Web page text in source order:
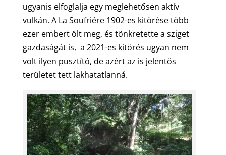
ugyanis elfoglalja egy meglehetősen aktív
vulkán. A La Soufriére 1902-es kitörése több
ezer embert ölt meg, és tönkretette a sziget
gazdaságát is, a 2021-es kitörés ugyan nem
volt ilyen pusztító, de azért az is jelentős
területet tett lakhatatlanná.